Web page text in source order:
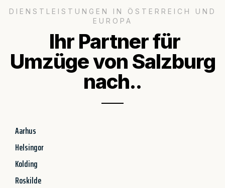
DIENSTLEISTUNGEN IN ÖSTERREICH UND
EUROPA
Ihr Partner für
Umzüge von Salzburg
nach..
Aarhus
Helsingor
Kolding
Roskilde